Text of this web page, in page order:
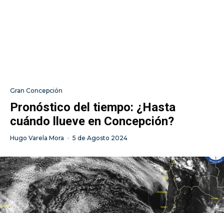
Gran Concepción
Pronóstico del tiempo: ¿Hasta
cuándo llueve en Concepción?
Hugo Varela Mora · 5 de Agosto 2024